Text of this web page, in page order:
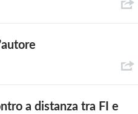
a distanza tra FI e